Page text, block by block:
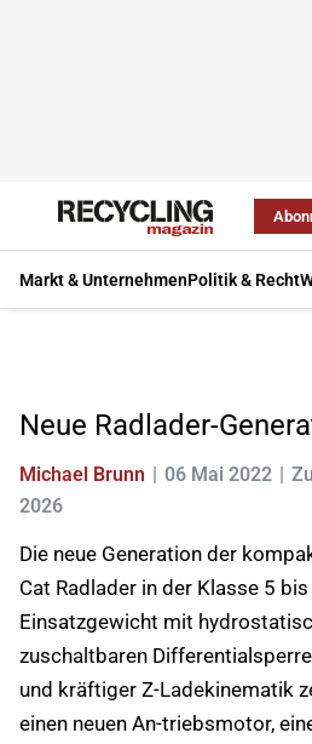
Markt & UnternehmenPolitik & Recht
Neue Radlader-
Michael Brunn 06 Mai 2022
2026
Die neue Generation der
Cat Radlader in der Klasse 5
Einsatzgewicht mit
zuschaltbaren
und kräftiger Z-Ladekinematik
einen neuen An-triebsmotor,